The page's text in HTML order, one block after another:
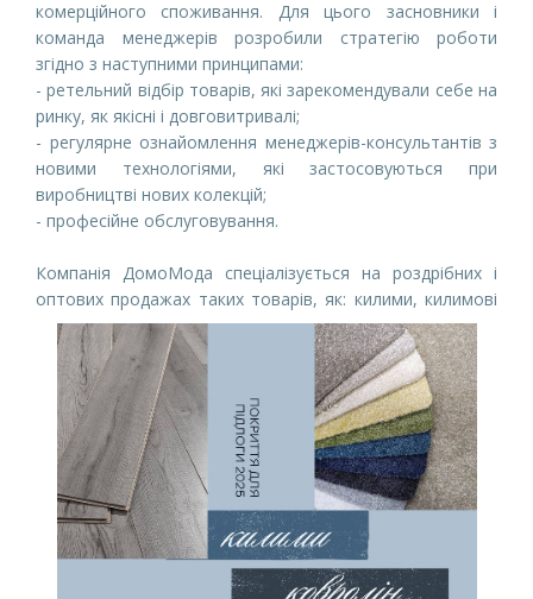
комерційного споживання. Для цього засновники і
команда менеджерів розробили стратегію роботи
згідно з наступними принципами:
- ретельний відбір товарів, які зарекомендували себе на
ринку, як якісні і довговитривалі;
- регулярне ознайомлення менеджерів-консультантів з
новими технологіями, які застосовуються при
виробництві нових колекцій;
- професійне обслуговування.
Компанія ДомоМода спеціалізується на роздрібних і
оптових продажах таких товарів, як: килими, килимові